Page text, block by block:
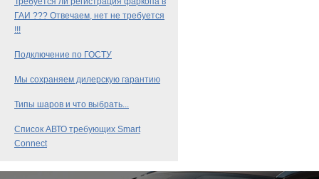
ГАИ ??? Отвечаем, нет не требуется
!!!
Подключение по ГОСТУ
Мы сохраняем дилерскую гарантию
Типы шаров и что выбрать...
Список АВТО требующих Smart
Connect